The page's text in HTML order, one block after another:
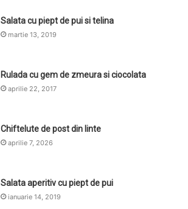
Salata cu piept de pui si telina
martie 13, 2019
Rulada cu gem de zmeura si ciocolata
aprilie 22, 2017
Chiftelute de post din linte
aprilie 7, 2026
Salata aperitiv cu piept de pui
ianuarie 14, 2019